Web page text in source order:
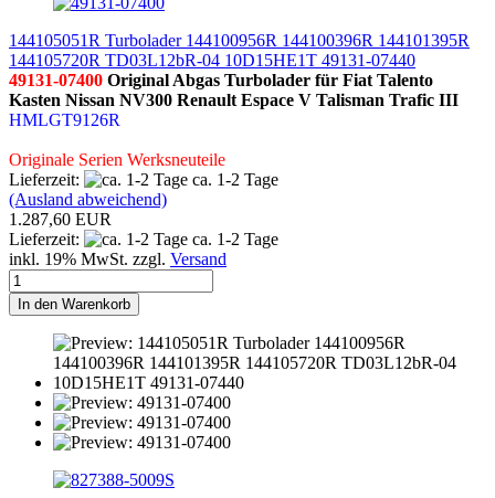
144105051R Turbolader 144100956R 144100396R 144101395R
144105720R TD03L12bR-04 10D15HE1T 49131-07440
49131-07400 Original Abgas Turbolader für Fiat Talento
Kasten Nissan NV300 Renault Espace V Talisman Trafic III
HMLGT9126R
Originale Serien Werksneuteile
Lieferzeit:
ca. 1-2 Tage
(Ausland abweichend)
1.287,60 EUR
Lieferzeit:
ca. 1-2 Tage
inkl. 19% MwSt. zzgl. Versand
In den Warenkorb